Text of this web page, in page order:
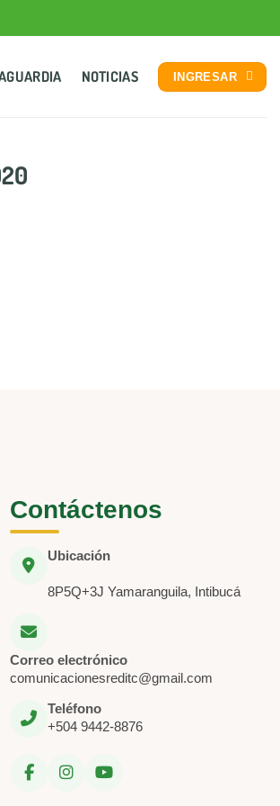
NOTICIAS INGRESAR
Contáctenos
Ubicación
8P5Q+3J Yamaranguila, Intibucá
Correo electrónico
comunicacionesreditc@gmail.com
Teléfono
+504 9442-8876